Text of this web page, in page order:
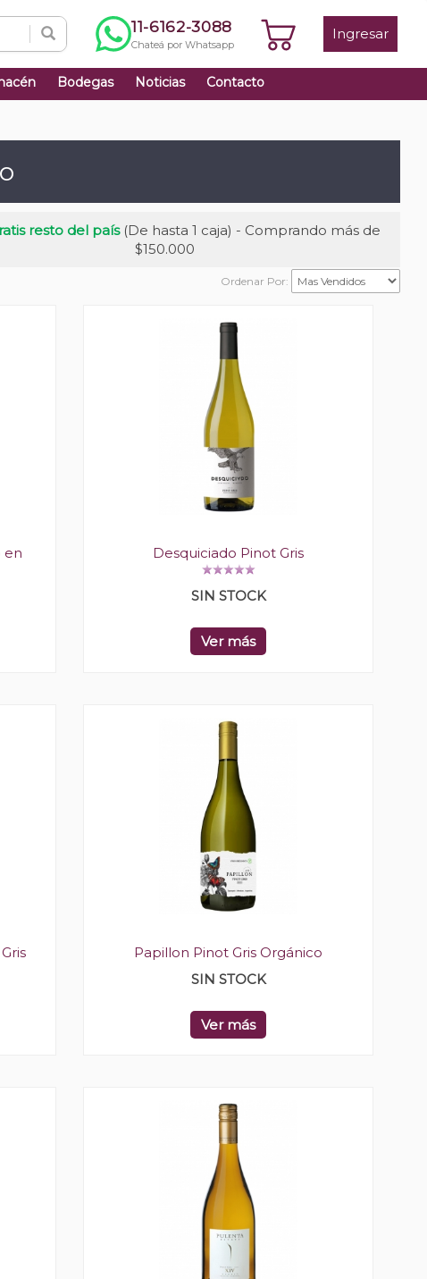
11-6162-3088
Chateá por Whatsapp
Ingresar
Bodegas Noticias Contacto
resto del país(De hasta 1 caja) - Comprando más de
$150.000
Ordenar Por:
en
Desquiciado Pinot Gris
SIN STOCK
Ver más
Papillon Pinot Gris Orgánico
SIN STOCK
Ver más